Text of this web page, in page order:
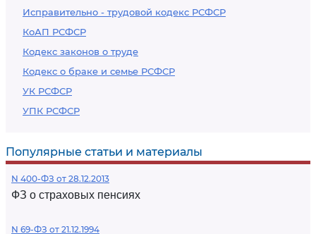
Исправительно - трудовой кодекс РСФСР
КоАП РСФСР
Кодекс законов о труде
Кодекс о браке и семье РСФСР
УК РСФСР
УПК РСФСР
Популярные статьи и материалы
N 400-ФЗ от 28.12.2013
ФЗ о страховых пенсиях
N 69-ФЗ от 21.12.1994